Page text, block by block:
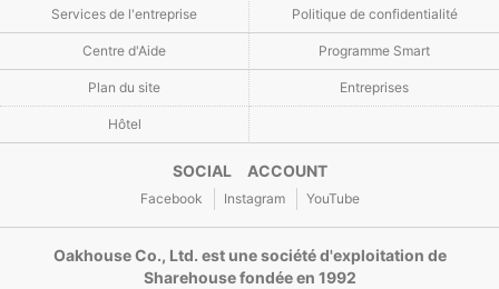
Services de l'entreprise Politique de confidentialité
Centre d'Aide Programme Smart
Plan du site Entreprises
Hôtel
SOCIAL ACCOUNT
Facebook Instagram YouTube
Oakhouse Co., Ltd. est une société d'exploitation de
Sharehouse fondée en 1992